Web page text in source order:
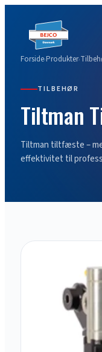
Forside›Produkter›
TILBEHØR
Tiltman
Tiltman tiltfæste –
effektivitet til